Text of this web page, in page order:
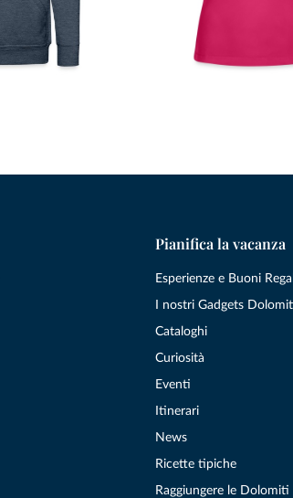
Pianifica la vacanza
Esperienze e Buoni
I nostri Gadgets
Cataloghi
Curiosità
Eventi
Itinerari
News
Ricette tipiche
Raggiungere le Dolomiti